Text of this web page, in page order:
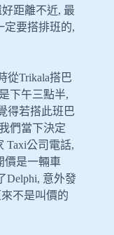
距離不近, 最
定要搭排班的,
從Trikala搭巴
下午三點半,
得若搭此班巴
們當下決定
Taxi公司電話,
價是一輛車
Delphi, 意外發
不是叫價的